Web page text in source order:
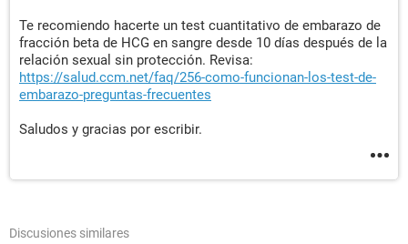
Te recomiendo hacerte un test cuantitativo de embarazo de
fracción beta de HCG en sangre desde 10 días después de la
relación sexual sin protección. Revisa:
https://salud.ccm.net/faq/256-como-funcionan-los-test-de-
embarazo-preguntas-frecuentes
Saludos y gracias por escribir.
Discusiones similares